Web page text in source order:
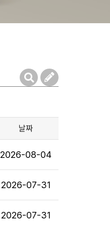
날짜
2026-08-04
2026-07-31
2026-07-31